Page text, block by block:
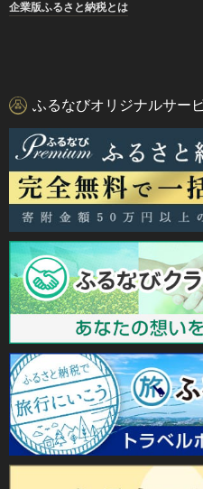
企業版ふるさと納税とは
ふるなびオリジナルサー